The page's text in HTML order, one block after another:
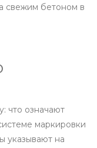
свежим бетоном в
что означают
маркировки
указывают на